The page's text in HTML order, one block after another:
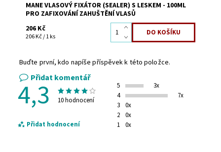
MANE VLASOVÝ FIXÁTOR (SEALER) S LESKEM - 100ML
PRO ZAFIXOVÁNÍ ZAHUŠTĚNÍ VLASŮ
206 Kč
206 Kč / 1 ks
Buďte první, kdo napíše příspěvek k této položce.
Přidat komentář
4,3 10 hodnocení
Přidat hodnocení
5
3x
4
7x
3
0x
2
0x
1
0x